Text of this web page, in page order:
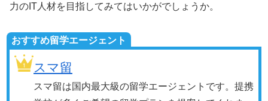
力のIT人材を目指してみてはいかがでしょうか。
おすすめ留学エージェント
スマ留
スマ留は国内最大級の留学エージェントです。提携